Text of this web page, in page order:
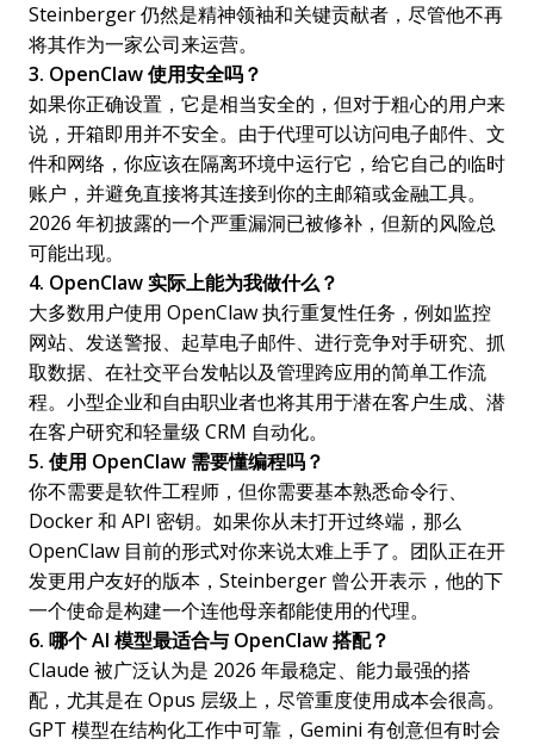
Steinberger 仍然是精神领袖和关键贡献者，尽管他不再
将其作为一家公司来运营。
3. OpenClaw 使用安全吗？
如果你正确设置，它是相当安全的，但对于粗心的用户来
说，开箱即用并不安全。由于代理可以访问电子邮件、文
件和网络，你应该在隔离环境中运行它，给它自己的临时
账户，并避免直接将其连接到你的主邮箱或金融工具。
2026 年初披露的一个严重漏洞已被修补，但新的风险总
可能出现。
4. OpenClaw 实际上能为我做什么？
大多数用户使用 OpenClaw 执行重复性任务，例如监控
网站、发送警报、起草电子邮件、进行竞争对手研究、抓
取数据、在社交平台发帖以及管理跨应用的简单工作流
程。小型企业和自由职业者也将其用于潜在客户生成、潜
在客户研究和轻量级 CRM 自动化。
5. 使用 OpenClaw 需要懂编程吗？
你不需要是软件工程师，但你需要基本熟悉命令行、
Docker 和 API 密钥。如果你从未打开过终端，那么
OpenClaw 目前的形式对你来说太难上手了。团队正在开
发更用户友好的版本，Steinberger 曾公开表示，他的下
一个使命是构建一个连他母亲都能使用的代理。
6. 哪个 AI 模型最适合与 OpenClaw 搭配？
Claude 被广泛认为是 2026 年最稳定、能力最强的搭
配，尤其是在 Opus 层级上，尽管重度使用成本会很高。
GPT 模型在结构化工作中可靠，Gemini 有创意但有时会